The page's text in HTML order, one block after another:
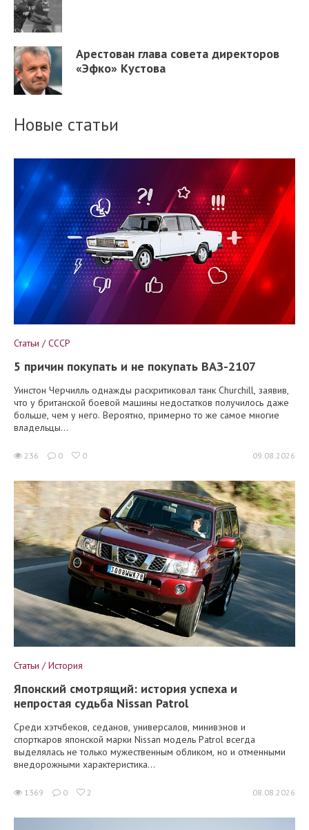
Арестован глава совета директоров
«Эфко» Кустова
Новые статьи
Статьи / СССР
5 причин покупать и не покупать ВАЗ-2107
Уинстон Черчилль однажды раскритиковал танк Churchill, заявив,
что у британской боевой машины недостатков получилось даже
больше, чем у него. Вероятно, примерно то же самое многие
владельцы...
236 0 0 09.08.2026
Статьи / История
Японский смотрящий: история успеха и
непростая судьба Nissan Patrol
Среди хэтчбеков, седанов, универсалов, минивэнов и
спорткаров японской марки Nissan модель Patrol всегда
выделялась не только мужественным обликом, но и отменными
внедорожными характеристика...
1369 0 2 08.08.2026